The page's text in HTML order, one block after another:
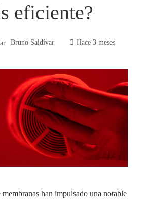
eficiente?
Bruno Saldívar Hace 3 meses
han impulsado una notable